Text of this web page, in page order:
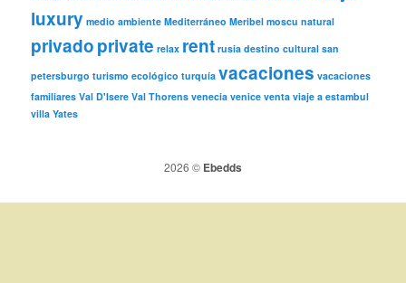
luxury medio ambiente Mediterráneo Meribel moscu natural
privadoprivate relax rent rusia destino cultural san
petersburgo turismo ecológico turquía vacaciones vacaciones
familiares Val D'Isere Val Thorens venecia venice venta viaje a estambul
villa Yates
2026 © Ebedds